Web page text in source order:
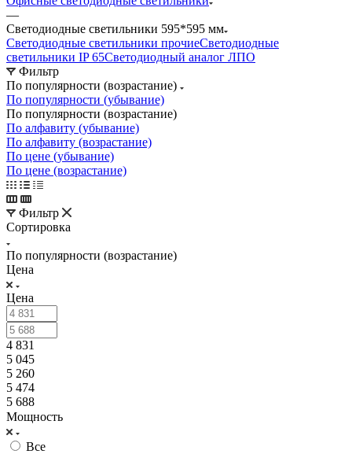
—
Светодиодные светильники 595*595 мм
Светодиодные светильники прочиеСветодиодные
светильники IP 65Светодиодный аналог ЛПО
Фильтр
По популярности (возрастание)
По популярности (убывание)
По популярности (возрастание)
По алфавиту (убывание)
По алфавиту (возрастание)
По цене (убывание)
По цене (возрастание)
Фильтр
Сортировка
По популярности (возрастание)
Цена
Цена
4 831
5 045
5 260
5 474
5 688
Мощность
Все